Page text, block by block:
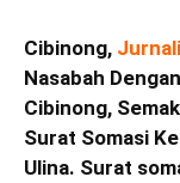
Cibinong,
Nasabah
Cibinong,
Surat Somasi
Ulina. Surat